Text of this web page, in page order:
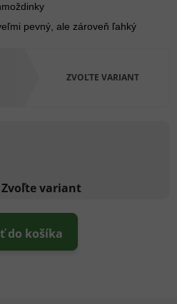
ZVOĽTE VARIANT
Zvoľte variant
do košíka
pevný, ale zároveň ľahký